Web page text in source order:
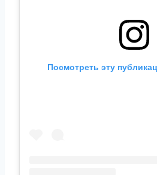
Посмотреть эту